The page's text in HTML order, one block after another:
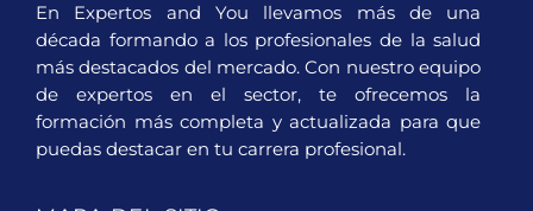
En Expertos and You llevamos más de una
década formando a los profesionales de la salud
más destacados del mercado. Con nuestro equipo
de expertos en el sector, te ofrecemos la
formación más completa y actualizada para que
puedas destacar en tu carrera profesional.